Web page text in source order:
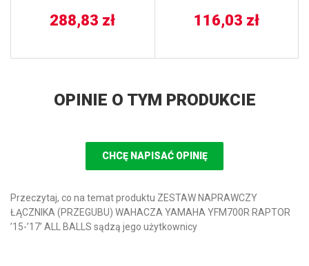
288,83 zł 116,03 zł
OPINIE O TYM PRODUKCIE
CHCĘ NAPISAĆ OPINIĘ
Przeczytaj, co na temat produktu ZESTAW NAPRAWCZY
ŁĄCZNIKA (PRZEGUBU) WAHACZA YAMAHA YFM700R RAPTOR
’15-’17’ ALL BALLS sądzą jego użytkownicy